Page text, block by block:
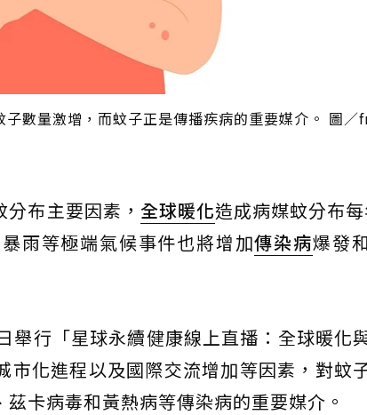
數量激增，而蚊子正是傳播疾病的重要媒介。 圖
布主要因素， 全球暖化造成病媒蚊分布
雨等極端氣候事件也將增加傳染病爆發
舉行「星球永續健康線上直播：全球暖化
市化進程以及國際交流增加等因素，對蚊
卡病毒和黃熱病等傳染病的重要媒介。